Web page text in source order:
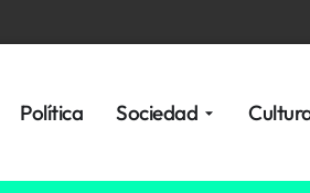
Política Sociedad